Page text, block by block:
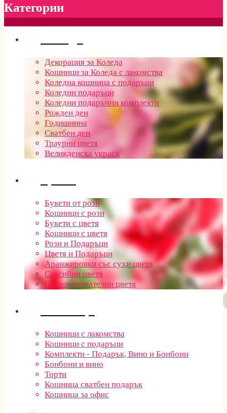
Категории
Декорация за Коледа
Кошници за Коледа с лакомства
Коледна кошница с подаръци
Коледни подаръци
Коледни подаръчни комплекти
Рожден ден
Годишнина
Сватбен ден
Траурни цветя
Великденска украса
Букети от рози
Кошници с рози
Букети с цветя
Кошници с цветя
Рози и Подаръци
Цветя и Подаръци
Аранжировки със сухи цветя
Саксийни цветя
Съболезнователни цветя
Кошници с лакомства
Кошници с подаръци
Комплекти - Подарък, Вино и Бонбони
Бонбони и вино
Торти
Кошница сватбен подарък
Кошница за офис